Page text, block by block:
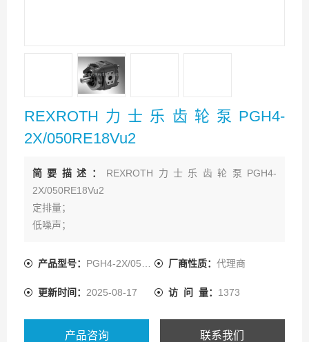
REXROTH力士乐齿轮泵PGH4-
2X/050RE18Vu2
简要描述： REXROTH力士乐齿轮泵PGH4-
2X/050RE18Vu2
定排量；
低噪声；
由于采用间隙密封的补偿即使在低速和低粘度油液时也有
适用于广范围的各种粘度和转速；
能和PGH型内齿轮泵、轴向柱塞泵和叶片泵组成多联泵；
产品型号： PGH4-2X/050RE18VU2 厂商性质： 代理商
更新时间： 2025-08-17 访 问 量： 1373
产品咨询 联系我们